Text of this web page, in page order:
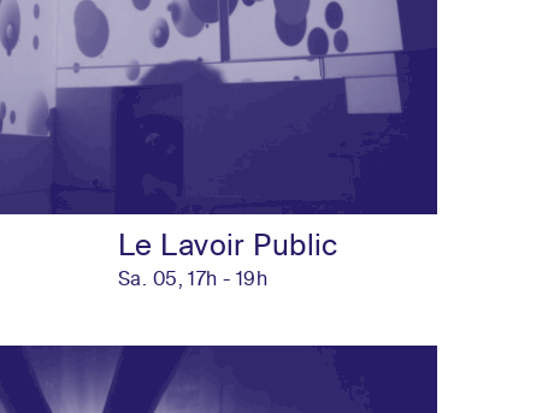
Le Lavoir Public
Sa. 05, 17h - 19h